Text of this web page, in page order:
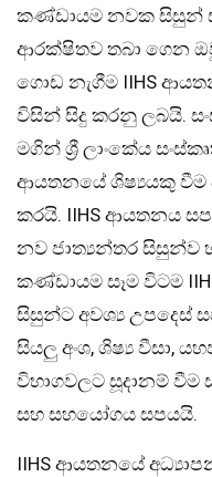
කණ්ඩායම නවක සිසුන්
ආරක්ෂිතව තබා ගෙන
ගොඩ නැගීම IIHS
විසින් සිදු කරනු ලබයි.
මගින් ශ්‍රී ලාංකේය
ආයතනයේ ශිෂ්‍යයකු වීම
කරයි. IIHS ආයතනය
නව ජාත්‍යන්තර සිසුන්ව
කණ්ඩායම සෑම විටම
සිසුන්ට අවශ්‍ය උපදෙස්
සියලු අංශ, ශිෂ්‍ය වීසා,
විභාගවලට සූදානම් වීම
සහ සහයෝගය සපයයි.
IIHS ආයතනයේ